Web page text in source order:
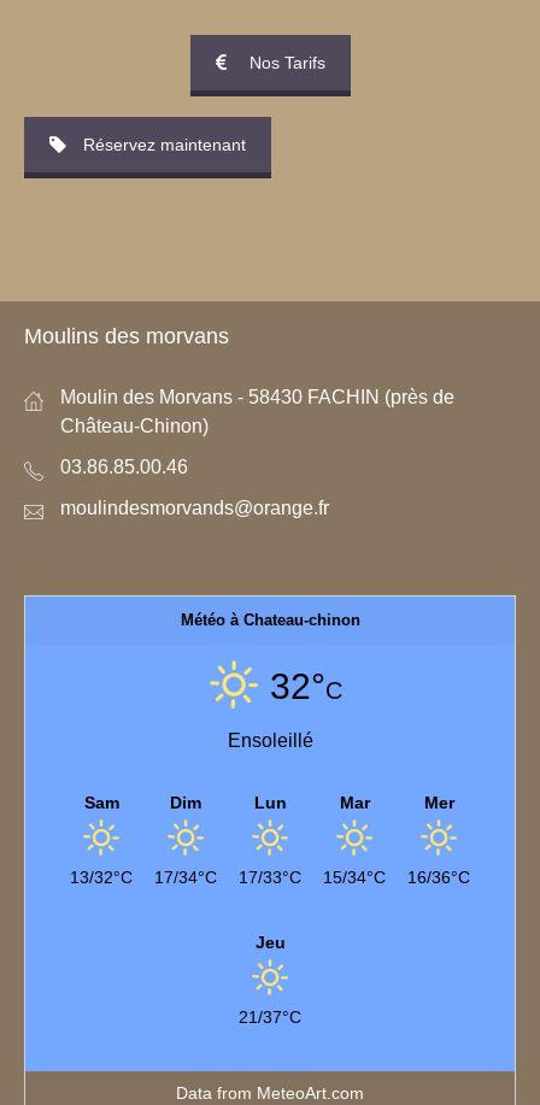
Nos Tarifs
Réservez maintenant
Moulins des morvans
Moulin des Morvans - 58430 FACHIN (près de
Château-Chinon)
03.86.85.00.46
moulindesmorvands@orange.fr
Météo à Chateau-chinon
32°C
Ensoleillé
Sam
13/32°C
Dim
17/34°C
Lun
17/33°C
Mar
15/34°C
Mer
16/36°C
Jeu
21/37°C
Data from MeteoArt.com